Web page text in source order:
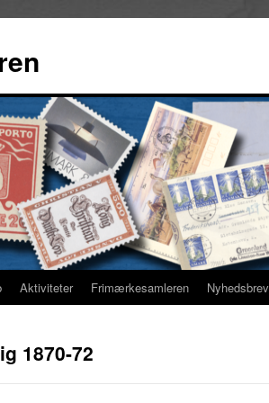
Aktiviteter Frimærkesamleren Nyhedsbrev
1870-72